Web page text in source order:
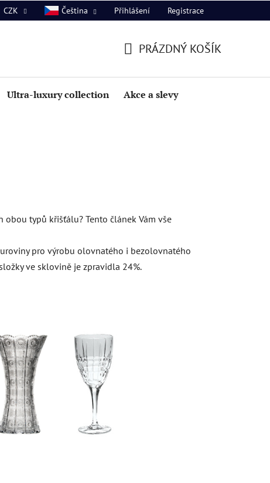
CZK Čeština Přihlášení Registrace
KOŠÍK
PRÁZDNÝ KOŠÍK
Ultra-luxury collection Akce a slevy
typů křišťálu? Tento článek Vám vše
pro výrobu olovnatého i bezolovnatého
ve sklovině je zpravidla 24%.